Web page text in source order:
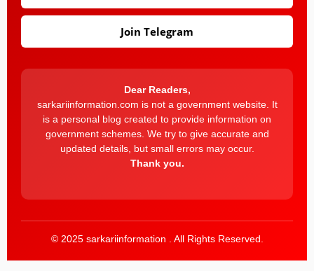
Join Telegram
Dear Readers,
sarkariinformation.com is not a government website. It
is a personal blog created to provide information on
government schemes. We try to give accurate and
updated details, but small errors may occur.
Thank you.
© 2025 sarkariinformation . All Rights Reserved.